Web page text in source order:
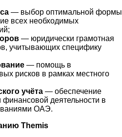
— выбор оптимальной формы
всех необходимых
— юридически грамотная
учитывающих специфику
— помощь в
рисков в рамках местного
учёта — обеспечение
финансовой деятельности в
ОАЭ.
Themis